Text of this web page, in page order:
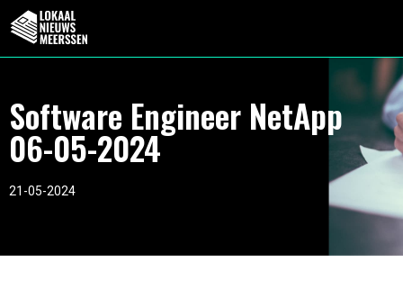
Software Engineer NetApp
06-05-2024
21-05-2024